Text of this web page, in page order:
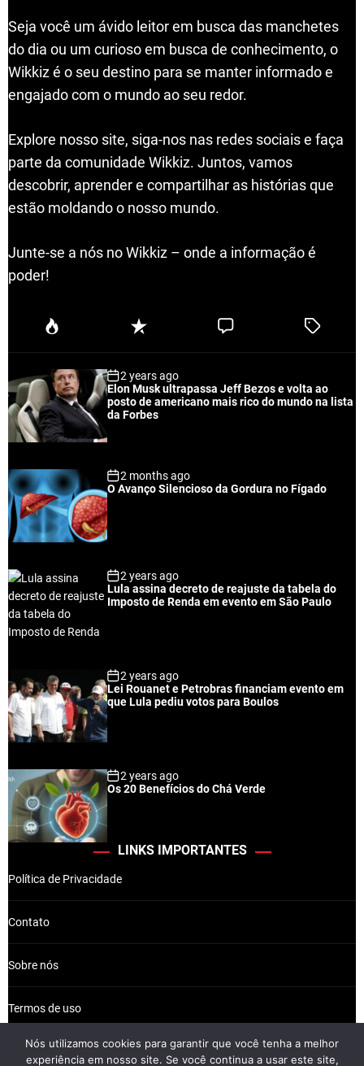
Seja você um ávido leitor em busca das manchetes
do dia ou um curioso em busca de conhecimento, o
Wikkiz é o seu destino para se manter informado e
engajado com o mundo ao seu redor.
Explore nosso site, siga-nos nas redes sociais e faça
parte da comunidade Wikkiz. Juntos, vamos
descobrir, aprender e compartilhar as histórias que
estão moldando o nosso mundo.
Junte-se a nós no Wikkiz – onde a informação é
poder!
P
u
a
r
R
e
n
t
C
e
T
e
2 years ago
Elon Musk ultrapassa Jeff Bezos e volta ao
posto de americano mais rico do mundo na lista
da Forbes
2 months ago
O Avanço Silencioso da Gordura no Fígado
2 years ago
Lula assina decreto de reajuste da tabela do
Imposto de Renda em evento em São Paulo
2 years ago
Lei Rouanet e Petrobras financiam evento em
que Lula pediu votos para Boulos
2 years ago
Os 20 Benefícios do Chá Verde
LINKS IMPORTANTES
Política de Privacidade
Contato
Sobre nós
Termos de uso
Nós utilizamos cookies para garantir que você tenha a melhor
experiência em nosso site. Se você continua a usar este site,